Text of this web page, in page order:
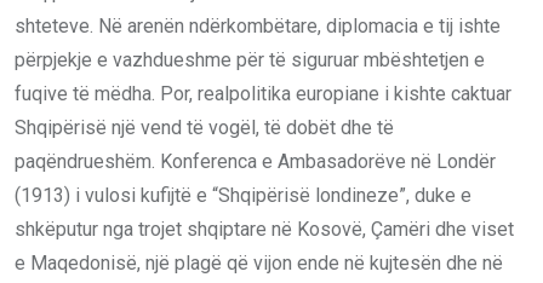
shteteve. Në arenën ndërkombëtare, diplomacia e tij ishte
përpjekje e vazhdueshme për të siguruar mbështetjen e
fuqive të mëdha. Por, realpolitika europiane i kishte caktuar
Shqipërisë një vend të vogël, të dobët dhe të
paqëndrueshëm. Konferenca e Ambasadorëve në Londër
(1913) i vulosi kufijtë e “Shqipërisë londineze”, duke e
shkëputur nga trojet shqiptare në Kosovë, Çamëri dhe viset
e Maqedonisë, një plagë që vijon ende në kujtesën dhe në